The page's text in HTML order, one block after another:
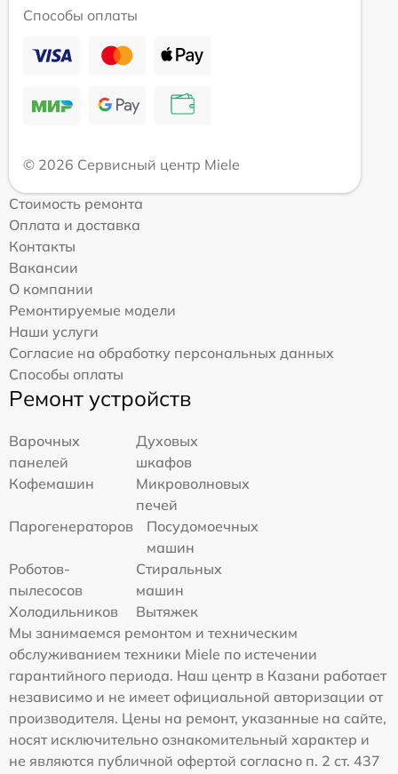
Способы оплаты
© 2026 Сервисный центр Miele
Стоимость ремонта
Оплата и доставка
Контакты
Вакансии
О компании
Ремонтируемые модели
Наши услуги
Согласие на обработку персональных данных
Способы оплаты
Ремонт устройств
Варочных
панелей
Духовых
шкафов
Кофемашин
Микроволновых
печей
Парогенераторов
Посудомоечных
машин
Роботов-
пылесосов
Стиральных
машин
Холодильников
Вытяжек
Мы занимаемся ремонтом и техническим
обслуживанием техники Miele по истечении
гарантийного периода. Наш центр в Казани работает
независимо и не имеет официальной авторизации от
производителя. Цены на ремонт, указанные на сайте,
носят исключительно ознакомительный характер и
не являются публичной офертой согласно п. 2 ст. 437